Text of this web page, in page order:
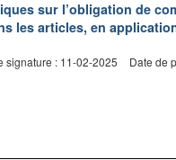
sur l’obligation de
les articles, en
signature : 11-02-2025
Date de